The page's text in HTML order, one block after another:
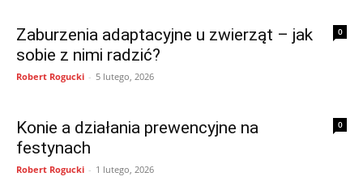
0
Zaburzenia adaptacyjne u zwierząt – jak
sobie z nimi radzić?
Robert Rogucki - 5 lutego, 2026
0
Konie a działania prewencyjne na
festynach
Robert Rogucki - 1 lutego, 2026